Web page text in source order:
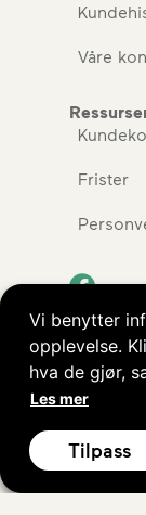
Vi benytter
opplevelse.
hva de gjør,
Les mer
Tilpass
Våre
Frister
reservert.
Nettside